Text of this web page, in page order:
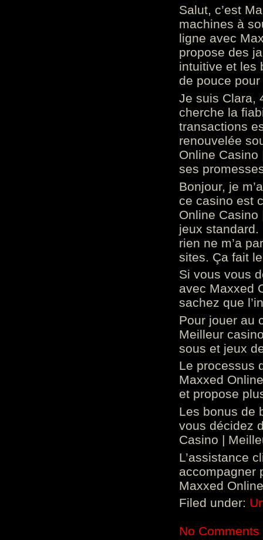
Salut, c’est
machines à
ligne avec
propose des
intuitive et les
de pouce
Je suis Clara,
cherche la
transactions
renouvelée
Online
ses
Bonjour, je
ce casino est
Online
jeux standard.
rien ne m’a
sites. Ça fait
Si vous vous
avec Maxxed
sachez que
Pour jouer au
Meilleur
sous et jeux
Le processus
Maxxed
et propose
Les bonus de
vous décidez
Casino |
L’assistance
accompagner
Maxxed
Filed under:
No Comments